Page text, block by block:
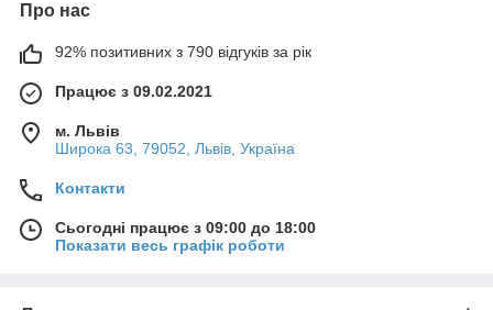
Про нас
92% позитивних з 790 відгуків за рік
Працює з 09.02.2021
м. Львів
Широка 63, 79052, Львів, Україна
Контакти
Сьогодні працює з 09:00 до 18:00
Показати весь графік роботи